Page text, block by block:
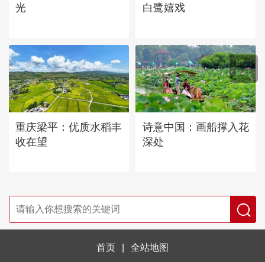
光
白鹭嬉戏
重庆梁平：优质水稻丰
收在望
诗意中国：画船撑入花
深处
首页 全站地图